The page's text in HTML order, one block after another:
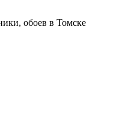
обоев в Томске